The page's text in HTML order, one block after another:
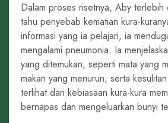
Dalam proses risetnya, Aby terlebih
tahu penyebab kematian kura-
informasi yang ia pelajari, ia
mengalami pneumonia. Ia
yang ditemukan, seperti mata yang
makan yang menurun, serta
terlihat dari kebiasaan kura-kura
bernapas dan mengeluarkan bunyi